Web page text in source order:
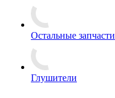
Остальные запчасти
Глушители